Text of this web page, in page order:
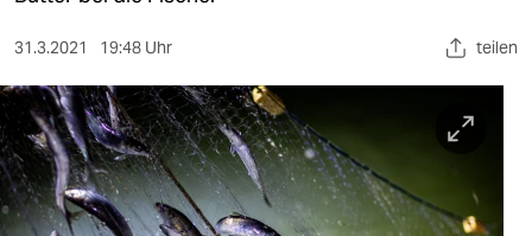
kultur
sport
berlin
nord
31.3.2021 19:48 Uhr teilen